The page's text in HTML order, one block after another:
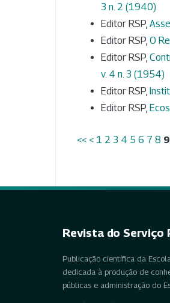
3 n. 2 (1940)
Editor RSP,
Editor RSP, O
Editor RSP,
v. 4 n. 3 (1954)
Editor RSP,
Editor RSP,
<< < 1 2 3 4 5 6 7 8 9
Revista do Serviço
Publicação científica da
dedicada à produção de
públicas e administração do